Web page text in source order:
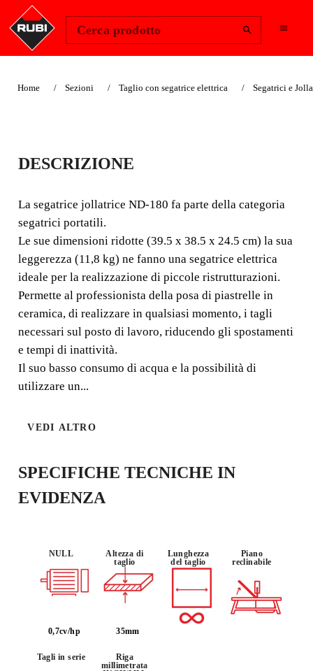
Cerca prodotto
Home Sezioni Taglio con segatrice elettrica Segatrici e
SEGATRICE
ELETTRICA ND-180
SMART
TAGLIERINA ELETTRICA
PORTATILE.
La segatrice jollatrice ND-180 fa parte della categoria
segatrici portatili. Le sue dimensioni ridotte (39.5 x 38.5
x 24.5 cm) la sua leggerezza (11,8 kg) ne fanno una
segatrice elettrica ideale per
REGISTRANDO QUESTO
GUADAGNA
DESCRIZIONE
La segatrice jollatrice ND-180 fa parte della categoria
segatrici portatili.
Le sue dimensioni ridotte (39.5 x 38.5 x 24.5 cm) la sua
leggerezza (11,8 kg) ne fanno una segatrice elettrica
ideale per la realizzazione di piccole ristrutturazioni.
Permette al professionista della posa di piastrelle in
ceramica, di realizzare in qualsiasi momento, i tagli
necessari sul posto di lavoro, riducendo gli spostamenti
e tempi di inattività.
Il suo basso consumo di acqua e la possibilità di
utilizzare un...
VEDI ALTRO
SPECIFICHE TECNICHE IN
EVIDENZA
NULL
0,7cv/hp
Altezza di
taglio
35mm
Lunghezza
del taglio
Piano
reclinabile
Tagli in serie
Riga
millimetrata